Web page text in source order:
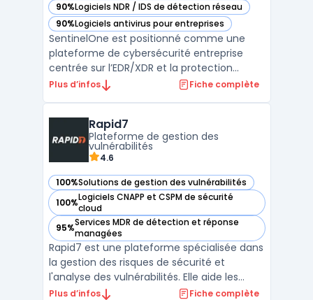
90%Logiciels NDR / IDS de détection réseau
— voir SentinelOne dans cette catégorie
90%Logiciels antivirus pour entreprises
— voir SentinelOne dans cette catégorie
SentinelOne est positionné comme une
plateforme de cybersécurité entreprise
centrée sur l’EDR/XDR et la protection
endpoint. La solution agrège télémétrie et
charges cloud, avec des capacités
d’automatisation pour contenir ...
Plus d’infos Fiche complète
Rapid7
Plateforme de gestion des
vulnérabilités
4.6
100%Solutions de gestion des vulnérabilités
— voir Rapid7 dans cette catégorie
100%Logiciels CNAPP et CSPM de sécurité
cloud
— voir Rapid7 dans cette catégorie
95%Services MDR de détection et réponse
managées
— voir Rapid7 dans cette catégorie
Rapid7 est une plateforme spécialisée dans
la gestion des risques de sécurité et
l'analyse des vulnérabilités. Elle aide les
entreprises à identifier, évaluer et corriger
Plus d’infos Fiche complète